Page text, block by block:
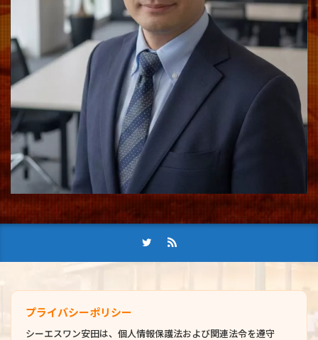
プライバシーポリシー
シーエスワン安田は、個人情報保護法および関連法令を遵守